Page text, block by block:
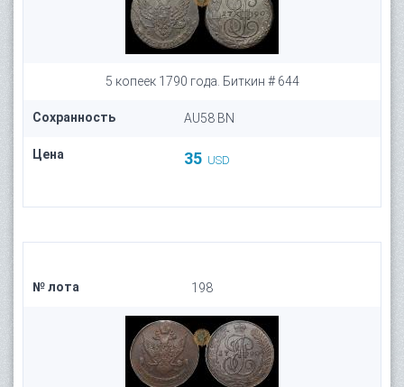
5 копеек 1790 года. Биткин # 644
Сохранность AU58 BN
Цена 35 USD
№ лота 198